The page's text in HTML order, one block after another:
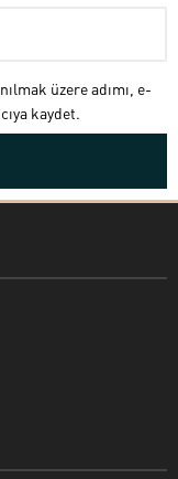
üzere adımı, e-
kaydet.